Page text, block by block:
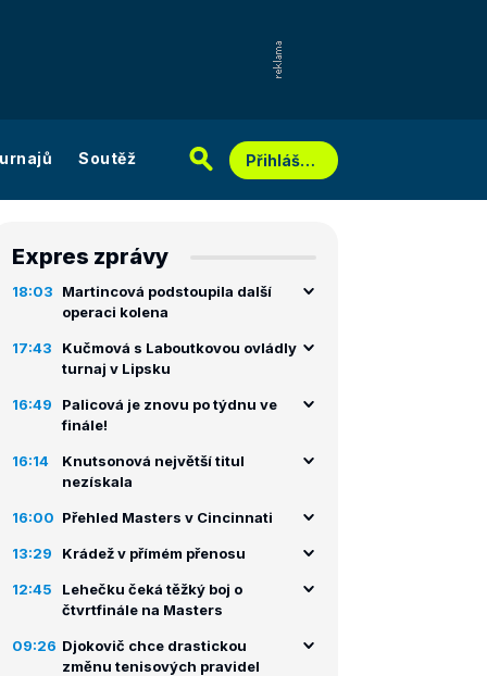
Soutěž Přihlášení
Expres zprávy
18:03
Martincová podstoupila další
operaci kolena
17:43
Kučmová s Laboutkovou ovládly
turnaj v Lipsku
16:49
Palicová je znovu po týdnu ve
finále!
16:14
Knutsonová největší titul
nezískala
16:00 Přehled Masters v Cincinnati
13:29 Krádež v přímém přenosu
12:45
Lehečku čeká těžký boj o
čtvrtfinále na Masters
09:26 Djokovič chce drastickou
změnu tenisových pravidel